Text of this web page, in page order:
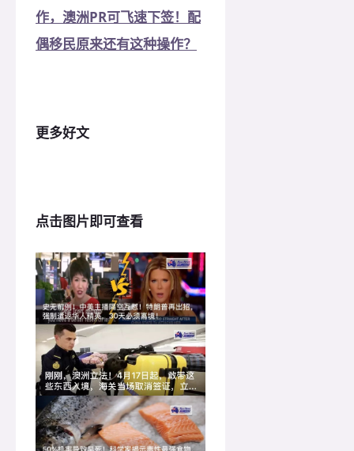
作，澳洲PR可飞速下签！配
偶移民原来还有这种操作？
更多好文
点击图片即可查看